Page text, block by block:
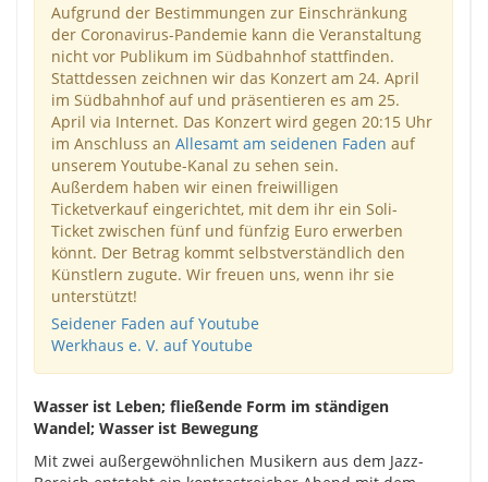
Aufgrund der Bestimmungen zur Einschränkung
der Coronavirus-Pandemie kann die Veranstaltung
nicht vor Publikum im Südbahnhof stattfinden.
Stattdessen zeichnen wir das Konzert am 24. April
im Südbahnhof auf und präsentieren es am 25.
April via Internet. Das Konzert wird gegen 20:15 Uhr
im Anschluss an Allesamt am seidenen Faden auf
unserem Youtube-Kanal zu sehen sein.
Außerdem haben wir einen freiwilligen
Ticketverkauf eingerichtet, mit dem ihr ein Soli-
Ticket zwischen fünf und fünfzig Euro erwerben
könnt. Der Betrag kommt selbstverständlich den
Künstlern zugute. Wir freuen uns, wenn ihr sie
unterstützt!
Seidener Faden auf Youtube
Werkhaus e. V. auf Youtube
Wasser ist Leben; fließende Form im ständigen
Wandel; Wasser ist Bewegung
Mit zwei außergewöhnlichen Musikern aus dem Jazz-